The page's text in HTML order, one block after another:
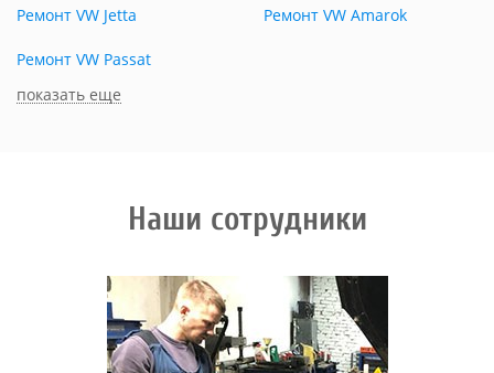
Ремонт VW Jetta
Ремонт VW Passat
Ремонт VW Amarok
показать еще
Наши сотрудники